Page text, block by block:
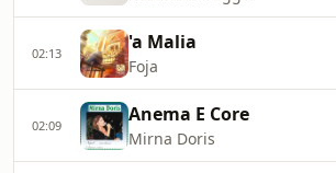
02:13 'a Malia
Foja
02:09 Anema E Core
Mirna Doris